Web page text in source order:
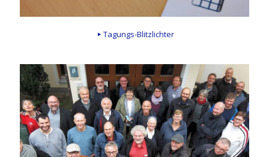
Tagungs-Blitzlichter